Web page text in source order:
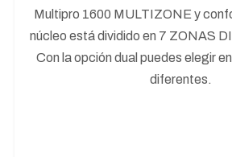
Multipro 1600 MULTIZONE y
núcleo está dividido en 7 ZONAS
Con la opción dual puedes elegir
diferentes.